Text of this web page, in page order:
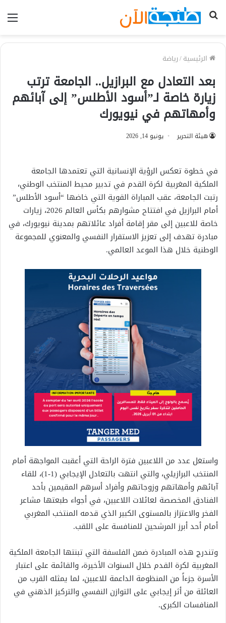
بحث
الرئيسية/رياضة
بعد التعادل مع البرازيل.. الجامعة ترتب
زيارة خاصة لـ”أسود الأطلس” إلى آبائهم
وأمهاتهم في نيويورك
هيئة التحرير يونيو 14, 2026
في خطوة تعكس الرؤية الإنسانية التي تعتمدها الجامعة
الملكية المغربية لكرة القدم في تدبير محيط المنتخب الوطني،
رتبت الجامعة، عقب المباراة القوية التي خاضها “أسود الأطلس”
أمام البرازيل في افتتاح مشوارهم بكأس العالم 2026، زيارات
خاصة للاعبين إلى مقر إقامة أفراد عائلاتهم بمدينة نيويورك، في
مبادرة تهدف إلى تعزيز الاستقرار النفسي والمعنوي للمجموعة
الوطنية خلال هذا الموعد العالمي.
واستغل عدد من اللاعبين فترة الراحة التي أعقبت المواجهة أمام
المنتخب البرازيلي، والتي انتهت بالتعادل الإيجابي (1-1)، للقاء
آبائهم وأمهاتهم وزوجاتهم وأفراد أسرهم المقيمين بأحد
الفنادق المخصصة لعائلات اللاعبين، في أجواء طبعتها مشاعر
الفخر والاعتزاز بالمستوى الكبير الذي قدمه المنتخب المغربي
أمام أحد أبرز المرشحين للمنافسة على اللقب.
وتندرج هذه المبادرة ضمن الفلسفة التي تبنتها الجامعة الملكية
المغربية لكرة القدم خلال السنوات الأخيرة، والقائمة على اعتبار
الأسرة جزءاً من المنظومة الداعمة للاعبين، لما يمثله القرب من
العائلة من أثر إيجابي على التوازن النفسي والتركيز الذهني في
المنافسات الكبرى.